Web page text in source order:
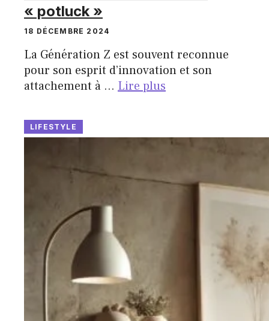
« potluck »
18 DÉCEMBRE 2024
La Génération Z est souvent reconnue
pour son esprit d’innovation et son
attachement à … Lire plus
LIFESTYLE